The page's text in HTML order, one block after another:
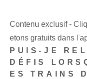
Contenu exclusif -
etons gratuits dans
PUIS-JE
DÉFIS
ES TRAINS